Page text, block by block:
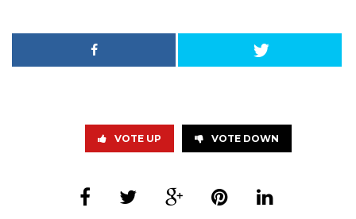
VOTE UP VOTE DOWN